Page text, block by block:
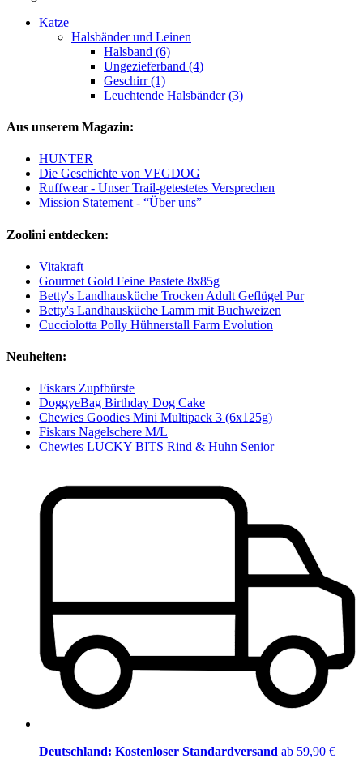
Katze
Halsbänder und Leinen
Halsband (6)
Ungezieferband (4)
Geschirr (1)
Leuchtende Halsbänder (3)
Aus unserem Magazin:
HUNTER
Die Geschichte von VEGDOG
Ruffwear - Unser Trail-getestetes Versprechen
Mission Statement - “Über uns”
Zoolini entdecken:
Vitakraft
Gourmet Gold Feine Pastete 8x85g
Betty's Landhausküche Trocken Adult Geflügel Pur
Betty's Landhausküche Lamm mit Buchweizen
Cucciolotta Polly Hühnerstall Farm Evolution
Neuheiten:
Fiskars Zupfbürste
DoggyeBag Birthday Dog Cake
Chewies Goodies Mini Multipack 3 (6x125g)
Fiskars Nagelschere M/L
Chewies LUCKY BITS Rind & Huhn Senior
Deutschland: Kostenloser Standardversand ab 59,90 €